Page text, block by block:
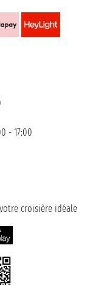
- 17:00
croisière idéale